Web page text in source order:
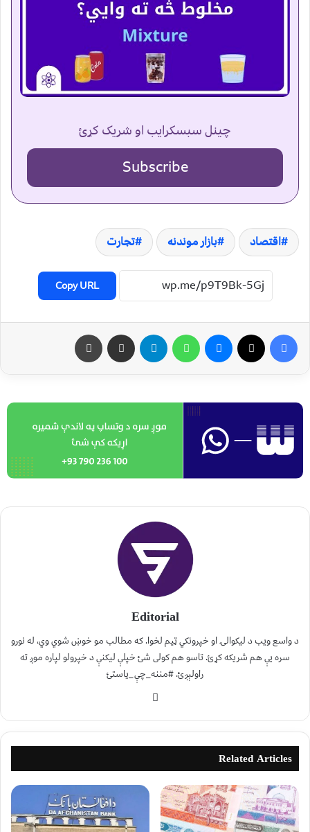
چینل سبسکرایب او شریک کړئ
Subscribe
اقتصاد بازار موندنه تجارت
Copy URL
Editorial
د واسع ویب د لیکوالۍ او خپرونکي ټیم لخوا. که مطالب مو خوښ شوي وي، له نورو
سره یې هم شریکه کړئ. تاسو هم کولی شئ خپلې لیکنې د خپرولو لپاره موږ ته
راولېږئ. #مننه_چې_یاستئ
Related Articles